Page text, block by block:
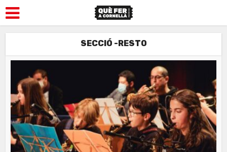
SECCIÓ -RESTO